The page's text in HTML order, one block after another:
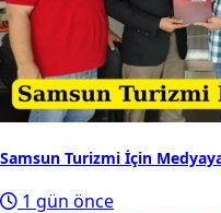
Samsun Turizmi İçin
1 gün önce